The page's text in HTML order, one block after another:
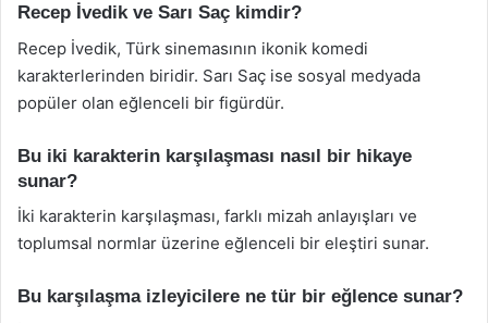
Recep İvedik ve Sarı Saç kimdir?
Recep İvedik, Türk sinemasının ikonik komedi
karakterlerinden biridir. Sarı Saç ise sosyal medyada
popüler olan eğlenceli bir figürdür.
Bu iki karakterin karşılaşması nasıl bir hikaye
sunar?
İki karakterin karşılaşması, farklı mizah anlayışları ve
toplumsal normlar üzerine eğlenceli bir eleştiri sunar.
Bu karşılaşma izleyicilere ne tür bir eğlence sunar?